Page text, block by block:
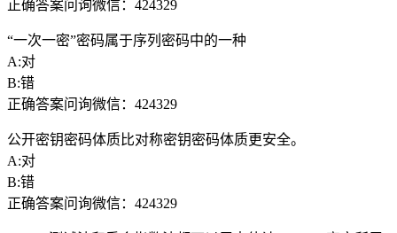
正确答案问询微信：424329
“一次一密”密码属于序列密码中的一种
A:对
B:错
正确答案问询微信：424329
公开密钥密码体质比对称密钥密码体质更安全。
A:对
B:错
正确答案问询微信：424329